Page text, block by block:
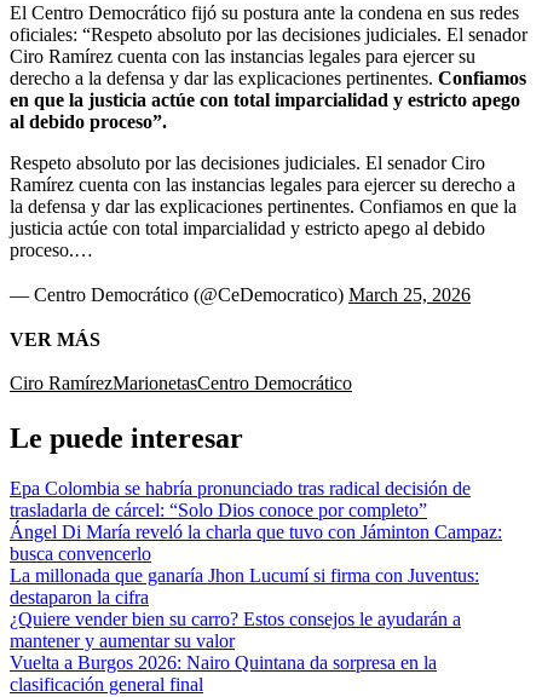
El Centro Democrático fijó su postura ante la condena en sus redes
oficiales: “Respeto absoluto por las decisiones judiciales. El senador
Ciro Ramírez cuenta con las instancias legales para ejercer su
derecho a la defensa y dar las explicaciones pertinentes. Confiamos
en que la justicia actúe con total imparcialidad y estricto apego
al debido proceso”.
Respeto absoluto por las decisiones judiciales. El senador Ciro
Ramírez cuenta con las instancias legales para ejercer su derecho a
la defensa y dar las explicaciones pertinentes. Confiamos en que la
justicia actúe con total imparcialidad y estricto apego al debido
proceso.…
— Centro Democrático (@CeDemocratico) March 25, 2026
VER MÁS
Ciro RamírezMarionetasCentro Democrático
Le puede interesar
Epa Colombia se habría pronunciado tras radical decisión de
trasladarla de cárcel: “Solo Dios conoce por completo”
Ángel Di María reveló la charla que tuvo con Jáminton Campaz:
busca convencerlo
La millonada que ganaría Jhon Lucumí si firma con Juventus:
destaparon la cifra
¿Quiere vender bien su carro? Estos consejos le ayudarán a
mantener y aumentar su valor
Vuelta a Burgos 2026: Nairo Quintana da sorpresa en la
clasificación general final